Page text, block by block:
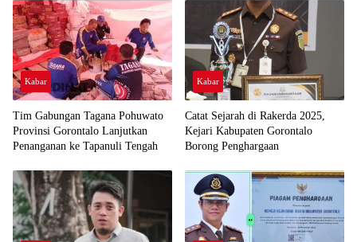
Kabar
Tim Gabungan Tagana Pohuwato
Provinsi Gorontalo Lanjutkan
Penanganan ke Tapanuli Tengah
Kabar
Catat Sejarah di Rakerda 2025,
Kejari Kabupaten Gorontalo
Borong Penghargaan